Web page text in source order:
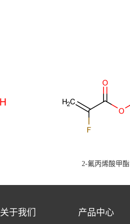
2-氟丙烯酸甲酯
关于我们 产品中心